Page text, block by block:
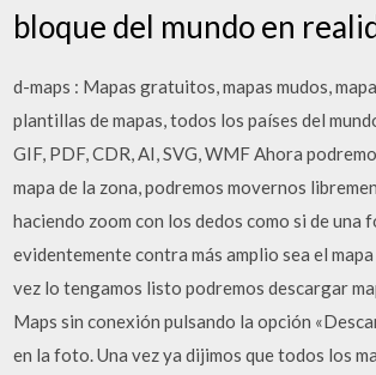
bloque del mundo en
d-maps : Mapas gratuitos, mapas mudos,
plantillas de mapas, todos los países del
GIF, PDF, CDR, AI, SVG, WMF Ahora
mapa de la zona, podremos movernos
haciendo zoom con los dedos como si de una
evidentemente contra más amplio sea el mapa
vez lo tengamos listo podremos descargar
Maps sin conexión pulsando la opción
en la foto. Una vez ya dijimos que todos los